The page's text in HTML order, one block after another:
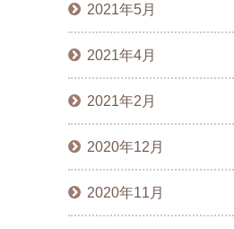
2021年5月
2021年4月
2021年2月
2020年12月
2020年11月